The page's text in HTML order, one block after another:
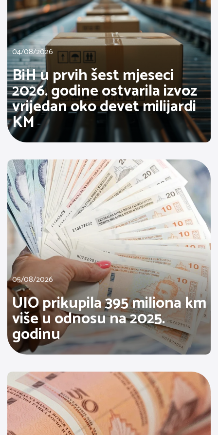
04/08/2026
BiH u prvih šest mjeseci
2026. godine ostvarila izvoz
vrijedan oko devet milijardi
KM
05/08/2026
UIO prikupila 395 miliona km
više u odnosu na 2025.
godinu